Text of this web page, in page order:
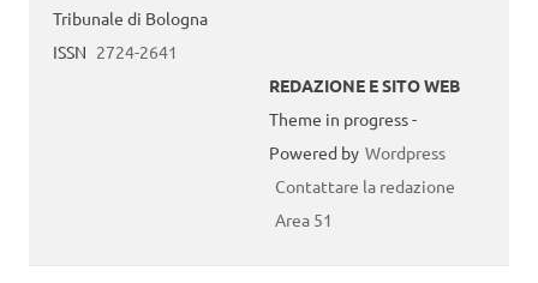
Tribunale di Bologna
ISSN 2724-2641
REDAZIONE E SITO WEB
Theme in progress -
Powered by Wordpress
Contattare la redazione
Area 51